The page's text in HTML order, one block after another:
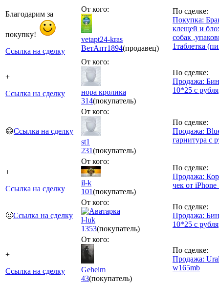
Благодарим за
покупку!
Ссылка на сделку
От кого:
vetapt24-kras
ВетАпт1894(продавец)
По сделке:
Покупка:
клещей и
собак
1таблетка
+
Ссылка на сделку
От кого:
нора кролика
314(покупатель)
По сделке:
Продажа:
10*25 с рубля
😄Ссылка на сделку
От кого:
st1
231(покупатель)
По сделке:
Продажа:
гарнитура с
+
Ссылка на сделку
От кого:
il-k
101(покупатель)
По сделке:
Продажа:
чек от iPhone
🙂Ссылка на сделку
От кого:
l-luk
1353(покупатель)
По сделке:
Продажа:
10*25 с рубля
+
Ссылка на сделку
От кого:
Geheim
43(покупатель)
По сделке:
Продажа:
w165mb